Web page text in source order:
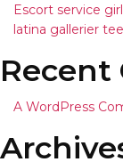
Escort service
latina gallerier
Recent
A WordPress